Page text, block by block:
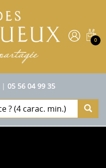
0
| 05 56 04 99 35